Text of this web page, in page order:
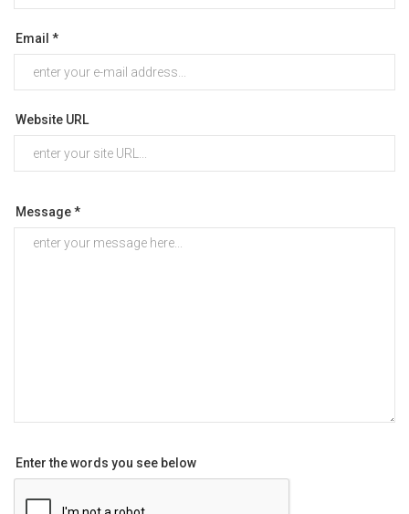
Email *
Website URL
Message *
Enter the words you see below